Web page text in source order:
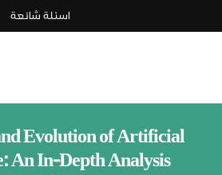
اسئلة شائعة
Evolution of Artificial
An In-Depth Analysis